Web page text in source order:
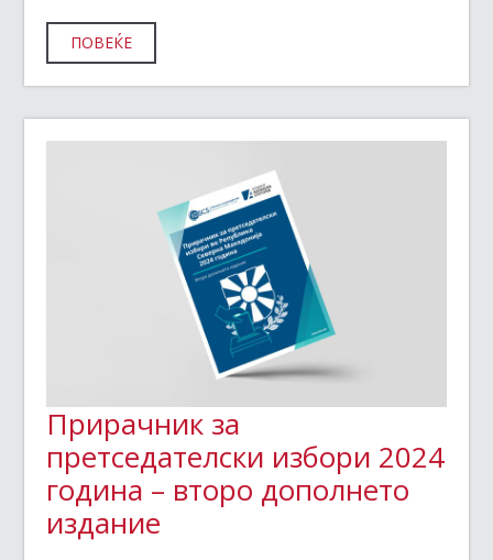
ПОВЕЌЕ
Прирачник за
претседателски избори 2024
година – второ дополнето
издание